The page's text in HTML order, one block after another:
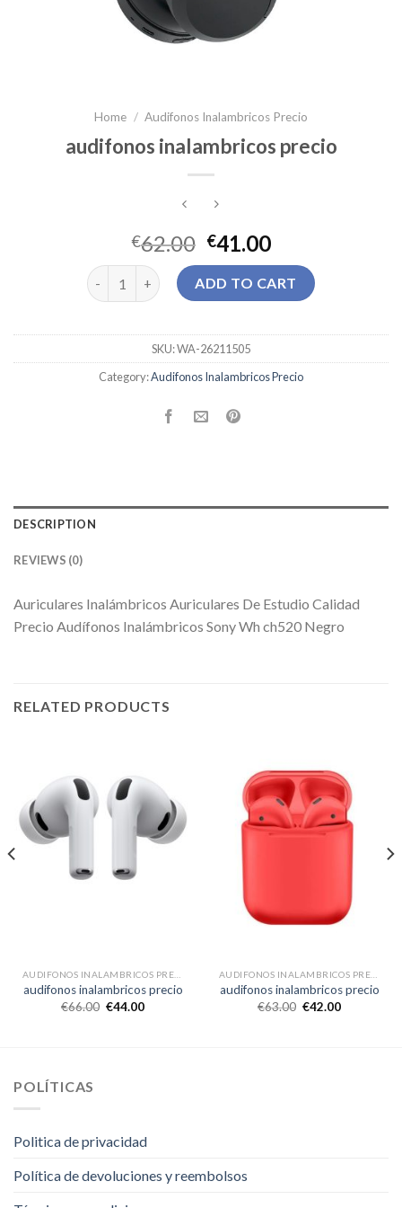
Home / Audifonos Inalambricos Precio
audifonos inalambricos precio
€62.00 €41.00
audifonos inalambricos precio quantity
ADD TO CART
SKU:WA-26211505
Category:Audifonos Inalambricos Precio
DESCRIPTION
REVIEWS (0)
Auriculares Inalámbricos Auriculares De Estudio Calidad
Precio Audífonos Inalámbricos Sony Wh ch520 Negro
RELATED PRODUCTS
audifonos inalambricos precio
€66.00 €44.00
audifonos inalambricos precio
€63.00 €42.00
POLÍTICAS
Politica de privacidad
Política de devoluciones y reembolsos